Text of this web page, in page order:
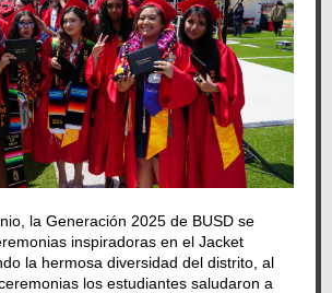
la Generación 2025 de BUSD se
inspiradoras en el Jacket
la hermosa diversidad del distrito, al
los estudiantes saludaron a